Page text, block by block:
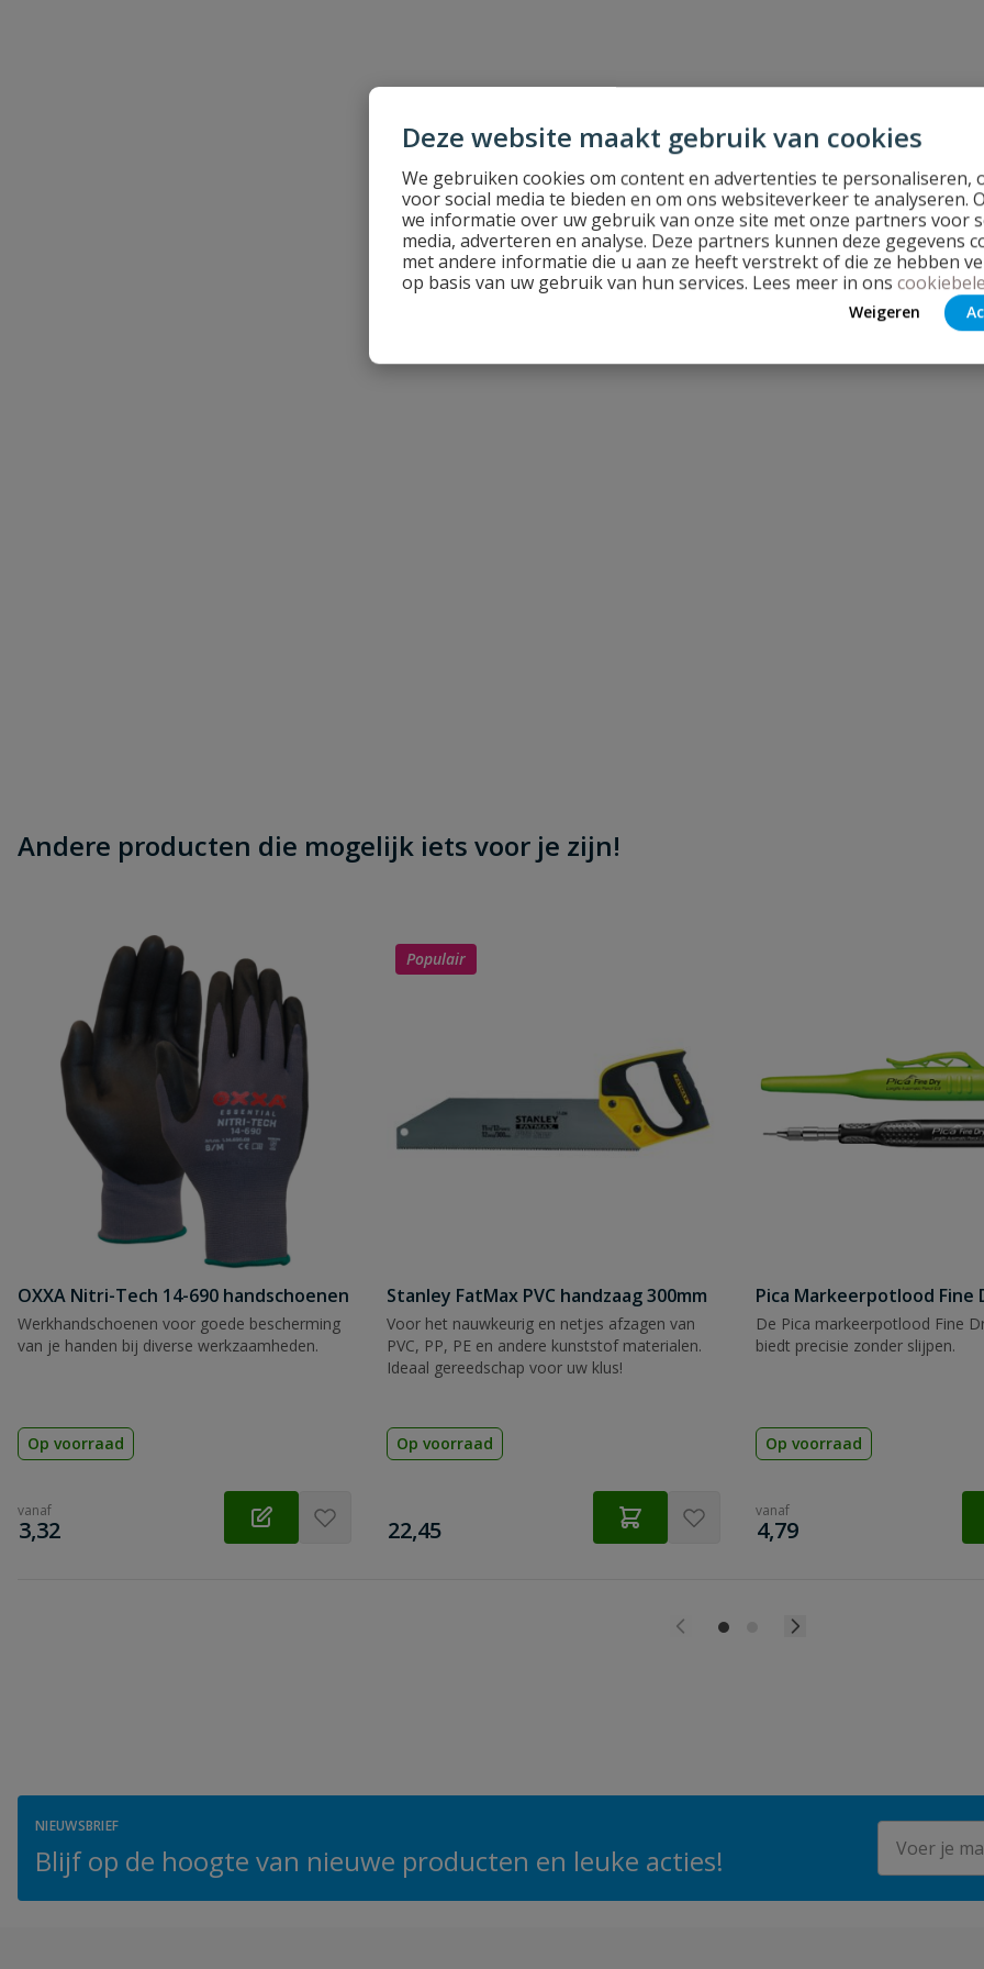
Deze website maakt gebruik van cookies
We gebruiken cookies om content en advertenties te personaliseren,
voor social media te bieden en om ons websiteverkeer te analyseren.
we informatie over uw gebruik van onze site met onze partners voor
media, adverteren en analyse. Deze partners kunnen deze gegevens
met andere informatie die u aan ze heeft verstrekt of die ze hebben
op basis van uw gebruik van hun services. Lees meer in ons
Weigeren
Andere producten die mogelijk iets voor je zijn!
OXXA Nitri-Tech 14-690 handschoenen
Werkhandschoenen voor goede bescherming
van je handen bij diverse werkzaamheden.
Op voorraad
vanaf
€
3,32
Populair
Stanley FatMax PVC handzaag 300mm
Voor het nauwkeurig en netjes afzagen van
PVC, PP, PE en andere kunststof materialen.
Ideaal gereedschap voor uw klus!
Op voorraad
€
22,45
Pica Markeerpotlood Fine
De Pica markeerpotlood Fine
biedt precisie zonder slijpen.
Op voorraad
vanaf
€
4,79
NIEUWSBRIEF
Blijf op de hoogte van nieuwe producten en leuke acties!